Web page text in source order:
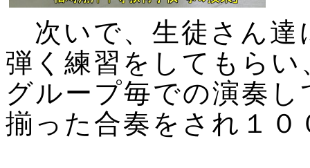
次いで、生徒さん達
弾く練習をしてもら
グループ毎での演奏
揃った合奏をされ１